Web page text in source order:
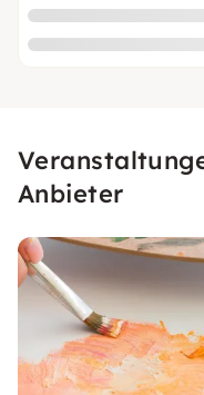
Anbieter